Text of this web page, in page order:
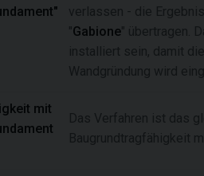
verlassen - die
"Gabione" übertragen.
installiert sein, damit
Wandgründung wird
mit
Das Verfahren ist das
Baugrundtragfähigkeit